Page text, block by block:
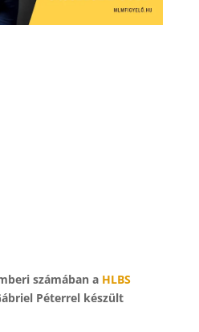
számában a HLBS
Péterrel készült